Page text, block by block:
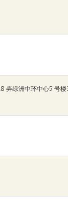
弄绿洲中环中心5 号